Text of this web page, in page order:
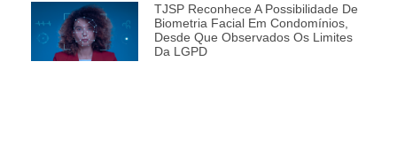
TJSP Reconhece A Possibilidade De
Biometria Facial Em Condomínios,
Desde Que Observados Os Limites
Da LGPD